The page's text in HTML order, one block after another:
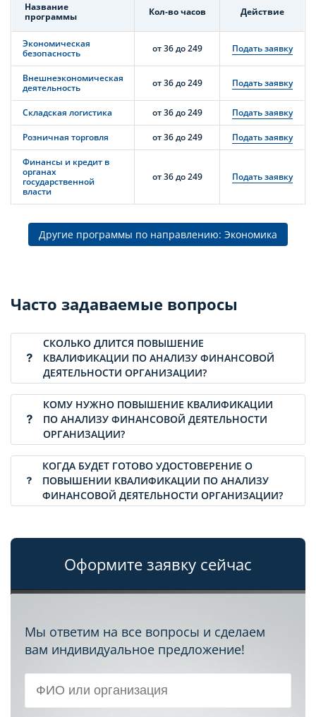
Название
программы
Кол-во часов Действие
Экономическая
безопасность
от 36 до 249 Подать заявку
Внешнеэкономическая
деятельность
от 36 до 249 Подать заявку
Складская логистика от 36 до 249 Подать заявку
Розничная торговля от 36 до 249 Подать заявку
Финансы и кредит в
органах
государственной
власти
от 36 до 249 Подать заявку
Другие программы по направлению: Экономика
Часто задаваемые вопросы
СКОЛЬКО ДЛИТСЯ ПОВЫШЕНИЕ
КВАЛИФИКАЦИИ ПО АНАЛИЗУ ФИНАНСОВОЙ
ДЕЯТЕЛЬНОСТИ ОРГАНИЗАЦИИ?
КОМУ НУЖНО ПОВЫШЕНИЕ КВАЛИФИКАЦИИ
ПО АНАЛИЗУ ФИНАНСОВОЙ ДЕЯТЕЛЬНОСТИ
ОРГАНИЗАЦИИ?
КОГДА БУДЕТ ГОТОВО УДОСТОВЕРЕНИЕ О
ПОВЫШЕНИИ КВАЛИФИКАЦИИ ПО АНАЛИЗУ
ФИНАНСОВОЙ ДЕЯТЕЛЬНОСТИ ОРГАНИЗАЦИИ?
Оформите заявку сейчас
Мы ответим на все вопросы и сделаем
вам индивидуальное предложение!